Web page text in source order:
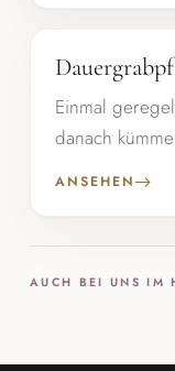
Einmal
danach
ANSEHEN
AUCH BEI UNS IM